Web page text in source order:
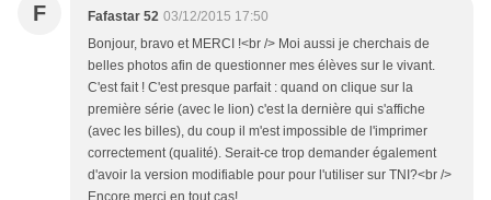
F Fafastar 52 03/12/2015 17:50
Bonjour, bravo et MERCI !<br /> Moi aussi je cherchais de
belles photos afin de questionner mes élèves sur le vivant.
C'est fait ! C'est presque parfait : quand on clique sur la
première série (avec le lion) c'est la dernière qui s'affiche
(avec les billes), du coup il m'est impossible de l'imprimer
correctement (qualité). Serait-ce trop demander également
d'avoir la version modifiable pour pour l'utiliser sur TNI?<br />
Encore merci en tout cas!